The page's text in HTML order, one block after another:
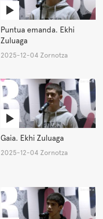
Puntua emanda. Ekhi
Zuluaga
2025-12-04 Zornotza
Gaia. Ekhi Zuluaga
2025-12-04 Zornotza